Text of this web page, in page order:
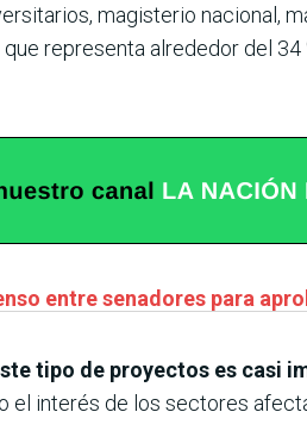
magisterio nacional,
representa alrededor del 34
entre senadores para
tipo de proyectos es casi
el interés de los sectores